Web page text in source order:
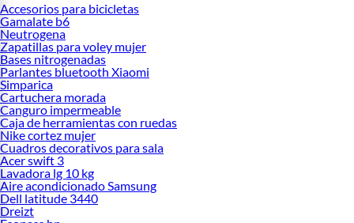
Accesorios para bicicletas
Gamalate b6
Neutrogena
Zapatillas para voley mujer
Bases nitrogenadas
Parlantes bluetooth Xiaomi
Simparica
Cartuchera morada
Canguro impermeable
Caja de herramientas con ruedas
Nike cortez mujer
Cuadros decorativos para sala
Acer swift 3
Lavadora lg 10 kg
Aire acondicionado Samsung
Dell latitude 3440
Dreizt